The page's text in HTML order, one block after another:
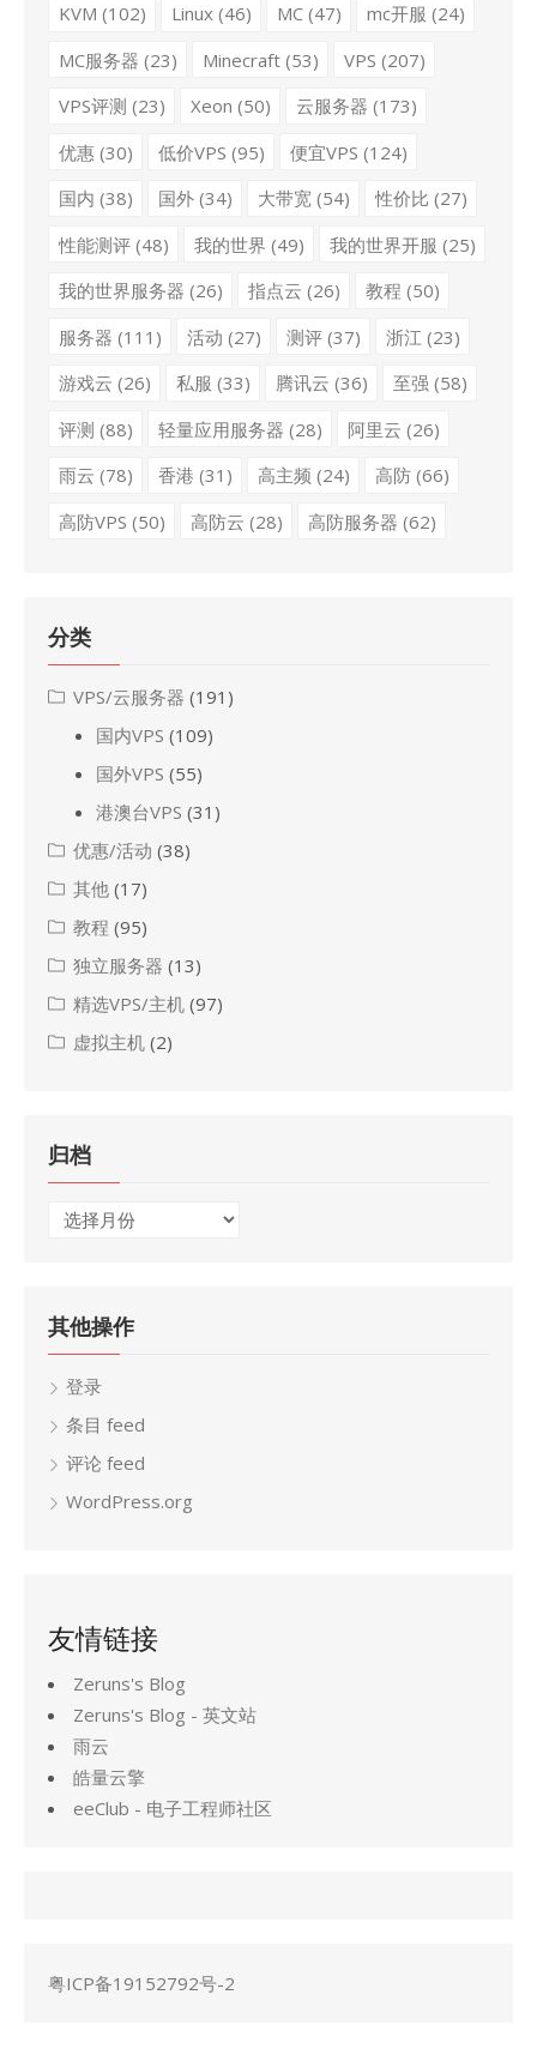
KVM (102) Linux(46) MC(47) mc开服 (24)
MC服务器 (23) Minecraft(53) VPS (207)
VPS评测 (23) Xeon (50) 云服务器 (173)
优惠(30) 低价VPS (95) 便宜VPS (124)
国内 (38) 国外(34) 大带宽(54) 性价比 (27)
性能测评(48) 我的世界 (49) 我的世界开服 (25)
我的世界服务器 (26) 指点云 (26) 教程 (50)
服务器 (111) 活动 (27) 测评(37) 浙江 (23)
游戏云 (26) 私服 (33) 腾讯云 (36) 至强 (58)
评测 (88) 轻量应用服务器 (28) 阿里云 (26)
雨云 (78) 香港 (31) 高主频 (24) 高防(66)
高防VPS (50) 高防云 (28) 高防服务器 (62)
分类
VPS/云服务器 (191)
国内VPS (109)
国外VPS (55)
港澳台VPS (31)
优惠/活动 (38)
其他 (17)
教程 (95)
独立服务器 (13)
精选VPS/主机 (97)
虚拟主机 (2)
归档
归
其他操作
登录
条目 feed
评论 feed
WordPress.org
友情链接
Zeruns's Blog
Zeruns's Blog - 英文站
雨云
皓量云擎
eeClub - 电子工程师社区
粤ICP备19152792号-2